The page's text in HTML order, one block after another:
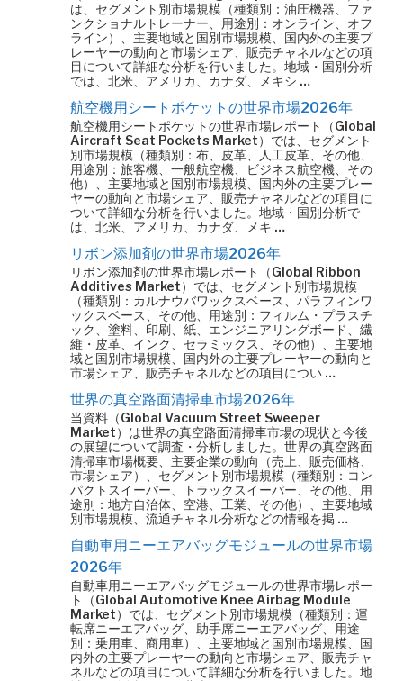
は、セグメント別市場規模（種類別：油圧機器、ファ
ンクショナルトレーナー、用途別：オンライン、オフ
ライン）、主要地域と国別市場規模、国内外の主要プ
レーヤーの動向と市場シェア、販売チャネルなどの項
目について詳細な分析を行いました。地域・国別分析
では、北米、アメリカ、カナダ、メキシ …
航空機用シートポケットの世界市場2026年
航空機用シートポケットの世界市場レポート（Global
Aircraft Seat Pockets Market）では、セグメント
別市場規模（種類別：布、皮革、人工皮革、その他、
用途別：旅客機、一般航空機、ビジネス航空機、その
他）、主要地域と国別市場規模、国内外の主要プレー
ヤーの動向と市場シェア、販売チャネルなどの項目に
ついて詳細な分析を行いました。地域・国別分析で
は、北米、アメリカ、カナダ、メキ …
リボン添加剤の世界市場2026年
リボン添加剤の世界市場レポート（Global Ribbon
Additives Market）では、セグメント別市場規模
（種類別：カルナウバワックスベース、パラフィンワ
ックスベース、その他、用途別：フィルム・プラスチ
ック、塗料、印刷、紙、エンジニアリングボード、繊
維・皮革、インク、セラミックス、その他）、主要地
域と国別市場規模、国内外の主要プレーヤーの動向と
市場シェア、販売チャネルなどの項目につい …
世界の真空路面清掃車市場2026年
当資料（Global Vacuum Street Sweeper
Market）は世界の真空路面清掃車市場の現状と今後
の展望について調査・分析しました。世界の真空路面
清掃車市場概要、主要企業の動向（売上、販売価格、
市場シェア）、セグメント別市場規模（種類別：コン
パクトスイーパー、トラックスイーパー、その他、用
途別：地方自治体、空港、工業、その他）、主要地域
別市場規模、流通チャネル分析などの情報を掲 …
自動車用ニーエアバッグモジュールの世界市場
2026年
自動車用ニーエアバッグモジュールの世界市場レポー
ト（Global Automotive Knee Airbag Module
Market）では、セグメント別市場規模（種類別：運
転席ニーエアバッグ、助手席ニーエアバッグ、用途
別：乗用車、商用車）、主要地域と国別市場規模、国
内外の主要プレーヤーの動向と市場シェア、販売チャ
ネルなどの項目について詳細な分析を行いました。地